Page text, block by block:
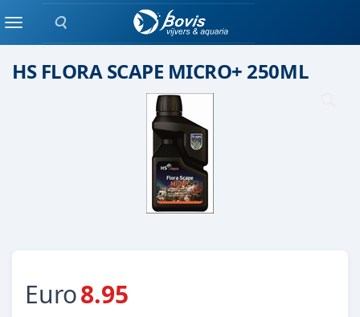
Zoeken
MenuPlant bemesting
HS FLORA SCAPE MICRO+ 250ML
Euro8.95